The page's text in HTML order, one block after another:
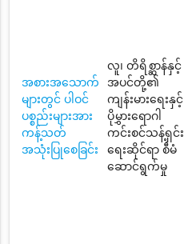
အစားအသောက်
များတွင် ပါဝင်
ပစ္စည်းများအား
ကန့်သတ်
အသုံးပြုစေခြင်း
လူ၊ တိရိစ္ဆာန်နှင့်
အပင်တို့၏
ကျန်းမားရေးနှင့်
ပိုမွှားရောဂါ
ကင်းစင်သန့်ရှင်း
ရေးဆိုင်ရာ စီမံ
ဆောင်ရွက်မှု